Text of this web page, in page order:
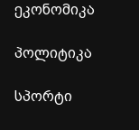
ეკონომიკა
პოლიტიკა
სპორტი